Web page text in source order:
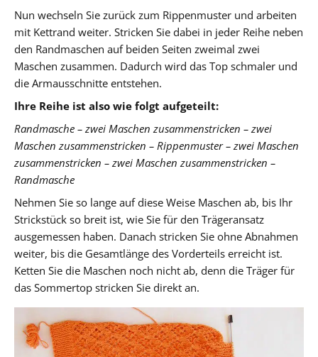
Nun wechseln Sie zurück zum Rippenmuster und arbeiten
mit Kettrand weiter. Stricken Sie dabei in jeder Reihe neben
den Randmaschen auf beiden Seiten zweimal zwei
Maschen zusammen. Dadurch wird das Top schmaler und
die Armausschnitte entstehen.
Ihre Reihe ist also wie folgt aufgeteilt:
Randmasche – zwei Maschen zusammenstricken – zwei
Maschen zusammenstricken – Rippenmuster – zwei Maschen
zusammenstricken – zwei Maschen zusammenstricken –
Randmasche
Nehmen Sie so lange auf diese Weise Maschen ab, bis Ihr
Strickstück so breit ist, wie Sie für den Trägeransatz
ausgemessen haben. Danach stricken Sie ohne Abnahmen
weiter, bis die Gesamtlänge des Vorderteils erreicht ist.
Ketten Sie die Maschen noch nicht ab, denn die Träger für
das Sommertop stricken Sie direkt an.